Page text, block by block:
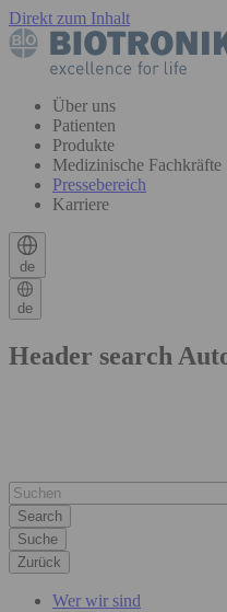
Direkt zum Inhalt
Über uns
Patienten
Produkte
Medizinische Fachkräfte
Pressebereich
Karriere
de
de
Header search
Suche
Zurück
Wer wir sind